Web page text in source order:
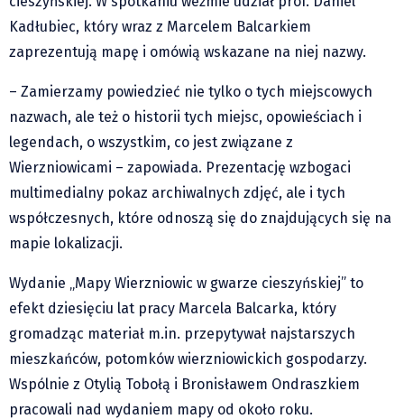
Zdaniem...
Pre-teksty i kon-teksty Łęckiego
Na posiónku pisane Milerskiego (archiwum)
Na granicy Księstwa Drobika (archiwum)
Podróże małe i duże Skałki
Historia
Podróże
Wywiady
Rodziny wielodzietne
Młodzi
Przedszkola
Szkoły podstawowe
Szkoły średnie
Studia
Kadłubiec, który wraz z Marcelem Balcarkiem
zaprezentują mapę i omówią wskazane na niej nazwy.
– Zamierzamy powiedzieć nie tylko o tych miejscowych
nazwach, ale też o historii tych miejsc, opowieściach i
legendach, o wszystkim, co jest związane z
Wierzniowicami – zapowiada. Prezentację wzbogaci
multimedialny pokaz archiwalnych zdjęć, ale i tych
współczesnych, które odnoszą się do znajdujących się na
mapie lokalizacji.
Wydanie „Mapy Wierzniowic w gwarze cieszyńskiej” to
efekt dziesięciu lat pracy Marcela Balcarka, który
gromadząc materiał m.in. przepytywał najstarszych
mieszkańców, potomków wierzniowickich gospodarzy.
Wspólnie z Otylią Tobołą i Bronisławem Ondraszkiem
pracowali nad wydaniem mapy od około roku.